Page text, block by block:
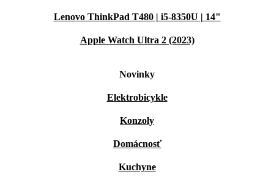
Lenovo ThinkPad T480 | i5-8350U | 14"
Apple Watch Ultra 2 (2023)
Novinky
Elektrobicykle
Konzoly
Domácnosť
Kuchyne